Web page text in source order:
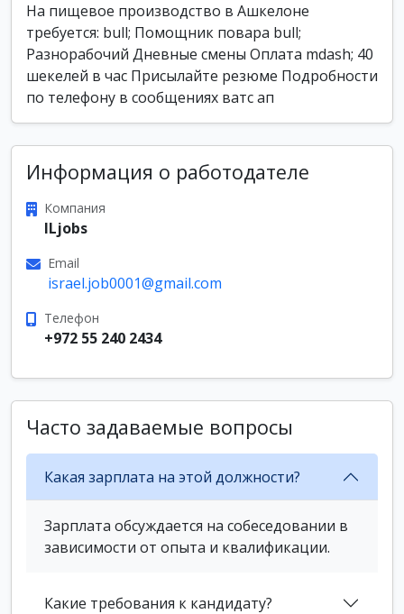
На пищевое производство в Ашкелоне
требуется: bull; Помощник повара bull;
Разнорабочий Дневные смены Оплата mdash; 40
шекелей в час Присылайте резюме Подробности
по телефону в сообщениях ватс ап
Информация о работодателе
Компания
ILjobs
Email
israel.job0001@gmail.com
Телефон
+972 55 240 2434
Часто задаваемые вопросы
Какая зарплата на этой должности?
Зарплата обсуждается на собеседовании в
зависимости от опыта и квалификации.
Какие требования к кандидату?